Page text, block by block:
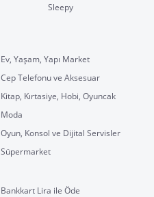
Sleepy
Ev, Yaşam, Yapı Market
Cep Telefonu ve Aksesuar
Kitap, Kırtasiye, Hobi, Oyuncak
Moda
Oyun, Konsol ve Dijital Servisler
Süpermarket
Bankkart Lira ile Öde